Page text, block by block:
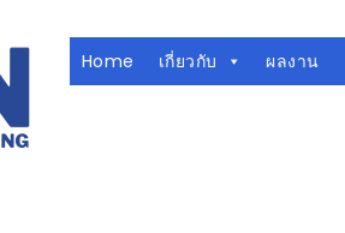
Home เกี่ยวกับ ผลงาน